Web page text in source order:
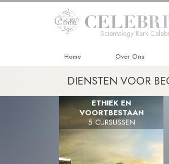
Scientology Kerk
Home Over Ons
DIENSTEN VOOR
ETHIEK EN
VOORTBESTAAN
5 CURSUSSEN